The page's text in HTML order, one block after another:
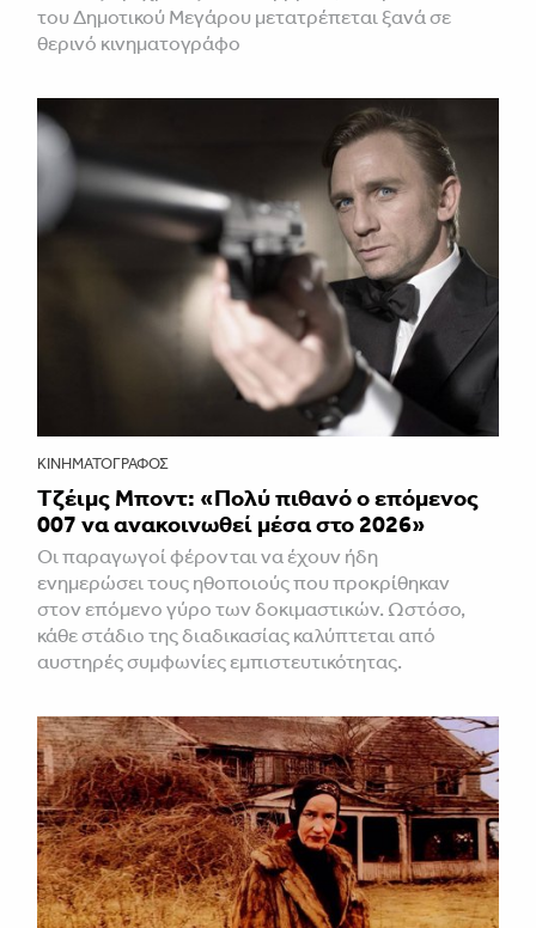
του Δημοτικού Μεγάρου μετατρέπεται ξανά σε
θερινό κινηματογράφο
ΚΙΝΗΜΑΤΟΓΡΆΦΟΣ
Τζέιμς Μποντ: «Πολύ πιθανό ο επόμενος
007 να ανακοινωθεί μέσα στο 2026»
Οι παραγωγοί φέρονται να έχουν ήδη
ενημερώσει τους ηθοποιούς που προκρίθηκαν
στον επόμενο γύρο των δοκιμαστικών. Ωστόσο,
κάθε στάδιο της διαδικασίας καλύπτεται από
αυστηρές συμφωνίες εμπιστευτικότητας.